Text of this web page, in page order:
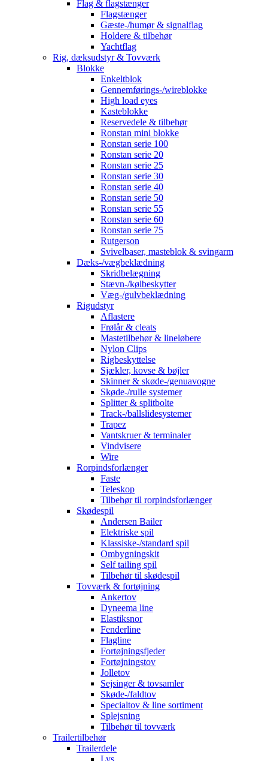
Flag & flagstænger
Flagstænger
Gæste-/humør & signalflag
Holdere & tilbehør
Yachtflag
Rig, dæksudstyr & Tovværk
Blokke
Enkeltblok
Gennemførings-/wireblokke
High load eyes
Kasteblokke
Reservedele & tilbehør
Ronstan mini blokke
Ronstan serie 100
Ronstan serie 20
Ronstan serie 25
Ronstan serie 30
Ronstan serie 40
Ronstan serie 50
Ronstan serie 55
Ronstan serie 60
Ronstan serie 75
Rutgerson
Svivelbaser, masteblok & svingarm
Dæks-/vægbeklædning
Skridbelægning
Stævn-/kølbeskytter
Væg-/gulvbeklædning
Rigudstyr
Aflastere
Frølår & cleats
Mastetilbehør & lineløbere
Nylon Clips
Rigbeskyttelse
Sjækler, kovse & bøjler
Skinner & skøde-/genuavogne
Skøde-/rulle systemer
Splitter & splitbolte
Track-/ballslidesystemer
Trapez
Vantskruer & terminaler
Vindvisere
Wire
Rorpindsforlænger
Faste
Teleskop
Tilbehør til rorpindsforlænger
Skødespil
Andersen Bailer
Elektriske spil
Klassiske-/standard spil
Ombygningskit
Self tailing spil
Tilbehør til skødespil
Tovværk & fortøjning
Ankertov
Dyneema line
Elastiksnor
Fenderline
Flagline
Fortøjningsfjeder
Fortøjningstov
Jolletov
Sejsinger & tovsamler
Skøde-/faldtov
Specialtov & line sortiment
Splejsning
Tilbehør til tovværk
Trailertilbehør
Trailerdele